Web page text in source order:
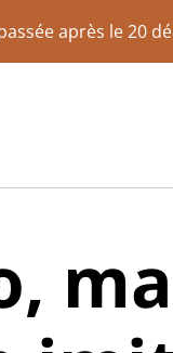
après le 20